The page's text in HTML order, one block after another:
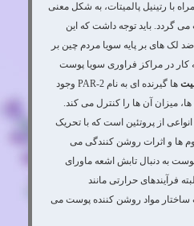
3.5% آن همراه با رتینیل پالمیتات، به شکل معنی
باید توجه داشت که این
لک های بر پایه سویا مردم چین بر
کار در مراکز فراوری سویا پوست
ها گیرنده ای به نام PAR-2 وجود
ها، میزان آن ها را کنترل می کند.
از پروتئین است که با تحریک
ها و اثرات روشن کنندگی می
به دنبال تابش اشعه ماورای
فرآیندهای حرارتی مانند
مواد روشن کننده پوست می